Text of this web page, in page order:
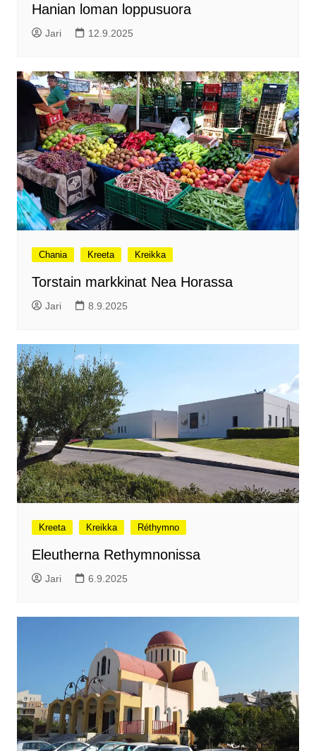
Hanian loman loppusuora
Jari 12.9.2025
Chania Kreeta Kreikka
Torstain markkinat Nea Horassa
Jari 8.9.2025
Kreeta Kreikka Réthymno
Eleutherna Rethymnonissa
Jari 6.9.2025